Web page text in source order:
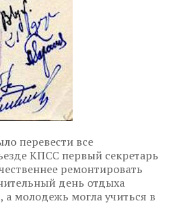
перевести все
КПСС первый секретарь
ремонтировать
день отдыха
молодежь могла учиться в